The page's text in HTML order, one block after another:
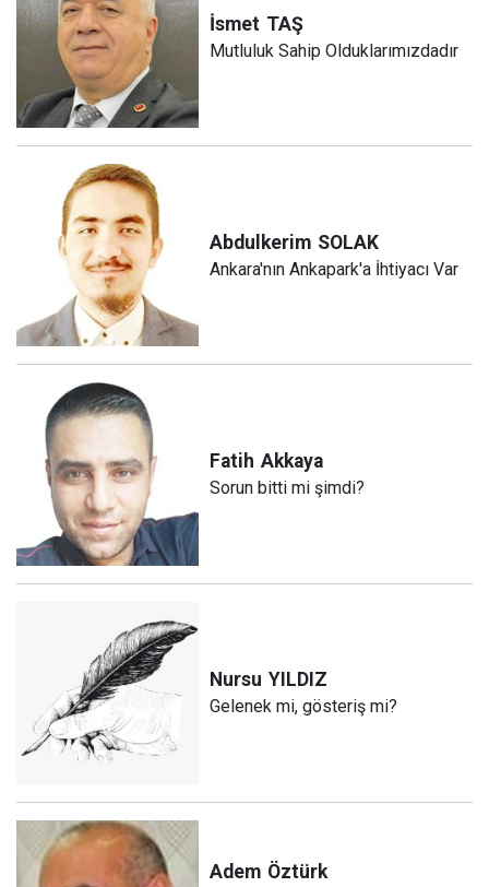
İsmet TAŞ
Mutluluk Sahip Olduklarımızdadır
Abdulkerim SOLAK
Ankara'nın Ankapark'a İhtiyacı Var
Fatih Akkaya
Sorun bitti mi şimdi?
Nursu YILDIZ
Gelenek mi, gösteriş mi?
Adem Öztürk